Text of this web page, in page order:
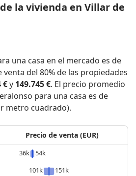
la vivienda en Villar de
una casa en el mercado es de
venta del 80% de las propiedades
€y 149.745 €. El precio promedio
para una casa es de
metro cuadrado).
Precio de venta (EUR)
36k
54k
101k
151k